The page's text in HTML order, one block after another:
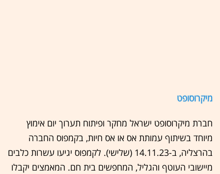
מיקרוסופט
חברת מיקרוסופט ישראל מחקר ופיתוח תערוך יום אימוץ
מיוחד בשיתוף עמותת אס או אס חיות, בקמפוס החברה
בהרצליה, ב-14.11.23 (שלישי). לקמפוס יגיעו עשרות כלבים
מיישובי העוטף והגליל, המחפשים בית חם. המאמצים יקבלו